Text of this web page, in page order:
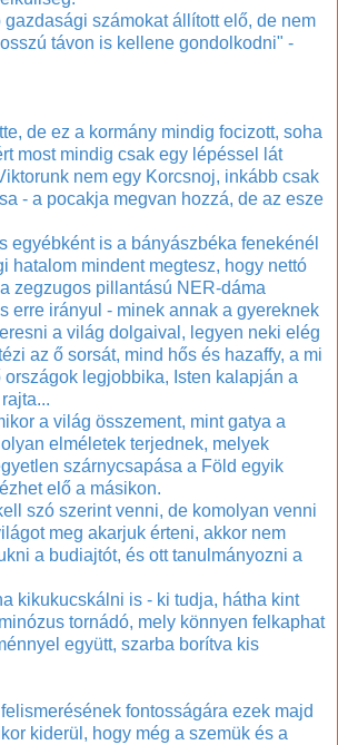
gazdasági számokat állított elő, de nem
távon is kellene gondolkodni" -
de ez a kormány mindig focizott, soha
most mindig csak egy lépéssel lát
nem egy Korcsnoj, inkább csak
- a pocakja megvan hozzá, de az esze
egyébként is a bányászbéka fenekénél
hatalom mindent megtesz, hogy nettó
zegzugos pillantású NER-dáma
erre irányul - minek annak a gyereknek
a világ dolgaival, legyen neki elég
az ő sorsát, mind hős és hazaffy, a mi
legjobbika, Isten kalapján a
a világ összement, mint gatya a
elméletek terjednek, melyek
szárnycsapása a Föld egyik
elő a másikon.
szó szerint venni, de komolyan venni
meg akarjuk érteni, akkor nem
a budiajtót, és ott tanulmányozni a
kikukucskálni is - ki tudja, hátha kint
tornádó, mely könnyen felkaphat
együtt, szarba borítva kis
fontosságára ezek majd
kiderül, hogy még a szemük és a